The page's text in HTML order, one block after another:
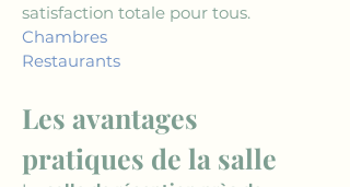
satisfaction totale pour tous.
Chambres
Restaurants
Les avantages
pratiques de la salle